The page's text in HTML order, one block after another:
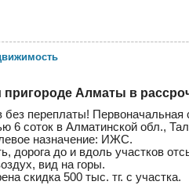
Алматы в
без переплаты!
6 соток в Алматинской обл.,
назначение: ИЖС.
дорога до и вдоль участков
вид на горы.
скидка 500 тыс. тг. с участка.